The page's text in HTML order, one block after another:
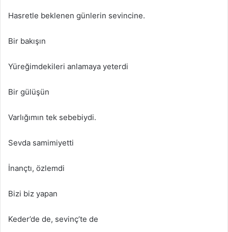
Hasretle beklenen günlerin sevincine.
Bir bakışın
Yüreğimdekileri anlamaya yeterdi
Bir gülüşün
Varlığımın tek sebebiydi.
Sevda samimiyetti
İnançtı, özlemdi
Bizi biz yapan
Keder’de de, sevinç’te de